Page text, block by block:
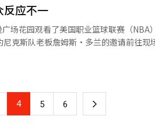
后，真正的变数出现在舞台上。严泰九
了完全不同的面貌。朴志贤形容那一
台就变成了另一个人。东昊前辈说我
及。我们在分配部分时，我想着我只需
了。一个从未做过那种表情的人突然去
到的可爱的动作。那种动作本身没有准
台；朴志贤展现了中心多美的自信；严
智能（AI）系统翻译与编辑。
面也通过社交媒体迅速传播。蜂蜜香蕉
SK海力士的高带宽内存（HBM）半导体
，目前主要以店内剩余库存为主进行销
”同时表示：“公司已通过店铺公告请求
也受益于黄首席执行官的影响。三层肉
首尔松坡区的蚕室棒球场进行开球，并
并将其分发给受邀的NVIDIA韩国员工
反应不一
园观看了美国职业篮球联赛（NBA）总决
克斯队老板詹姆斯·多兰的邀请前往现
国国
了加强。尼克斯队提醒观众不要携带包，
者则
标语的市民。 在比赛期间，特朗普总统与NBA总裁亚
4 5 6 下